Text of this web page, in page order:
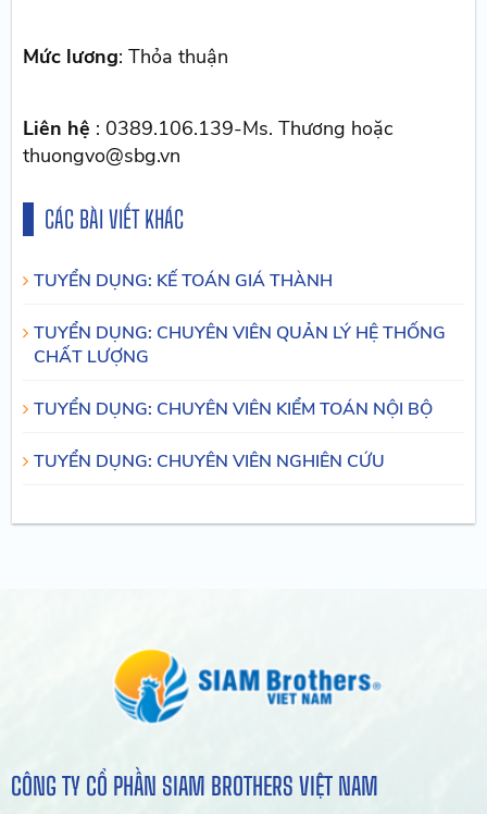
Mức lương: Thỏa thuận
Liên hệ : 0389.106.139-Ms. Thương hoặc
thuongvo@sbg.vn
CÁC BÀI VIẾT KHÁC
TUYỂN DỤNG: KẾ TOÁN GIÁ THÀNH
TUYỂN DỤNG: CHUYÊN VIÊN QUẢN LÝ HỆ THỐNG
CHẤT LƯỢNG
TUYỂN DỤNG: CHUYÊN VIÊN KIỂM TOÁN NỘI BỘ
TUYỂN DỤNG: CHUYÊN VIÊN NGHIÊN CỨU
CÔNG TY CỔ PHẦN SIAM BROTHERS VIỆT NAM